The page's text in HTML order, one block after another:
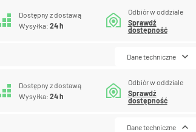
Dostępny z dostawą
Wysyłka:24 h
Odbiór w oddziale
Sprawdź
dostępność
Dane techniczne
Dostępny z dostawą
Wysyłka:24 h
Odbiór w oddziale
Sprawdź
dostępność
Dane techniczne